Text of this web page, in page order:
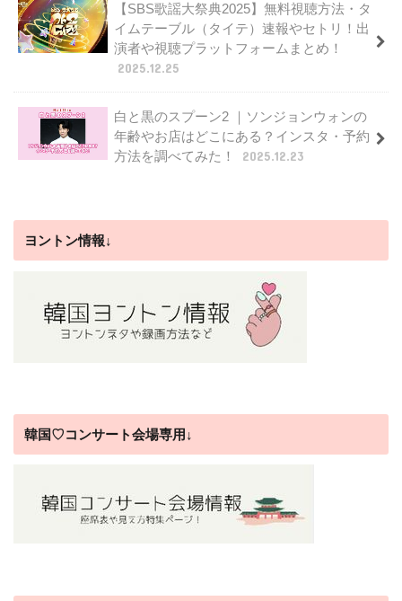
【SBS歌謡大祭典2025】無料視聴方法・タ
イムテーブル（タイテ）速報やセトリ！出
演者や視聴プラットフォームまとめ！
2025.12.25
白と黒のスプーン2 ｜ソンジョンウォンの
年齢やお店はどこにある？インスタ・予約
方法を調べてみた！
2025.12.23
ヨントン情報↓
韓国♡コンサート会場専用↓